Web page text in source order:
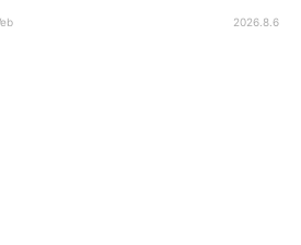
より、食材・メニューに変更が
2026.8.6